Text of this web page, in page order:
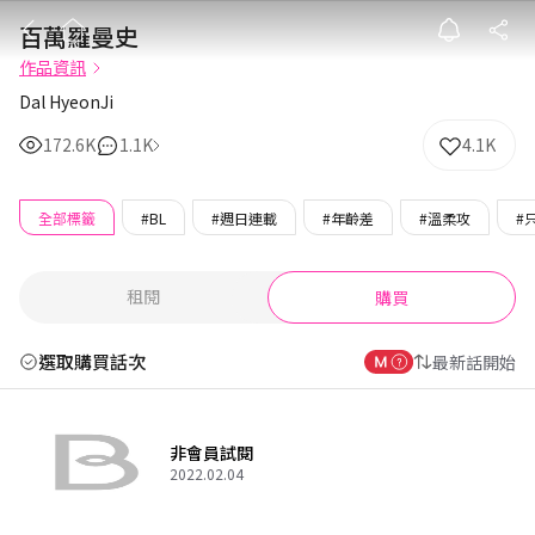
百萬羅曼史
百萬羅曼史
作品資訊
Dal HyeonJi
172.6K
1.1K 4.1K
全部標籤 #BL #週日連載 #年齡差 #溫柔攻 #
租閱 購買
選取購買話次 最新話開始
非會員試閱
2022.02.04